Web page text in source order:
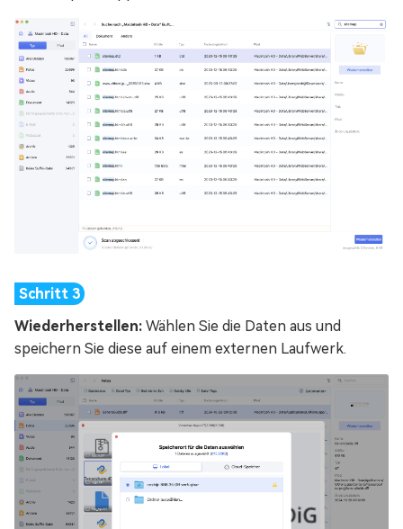
Wiederherstellen: Wählen Sie die Daten aus und
speichern Sie diese auf einem externen Laufwerk.